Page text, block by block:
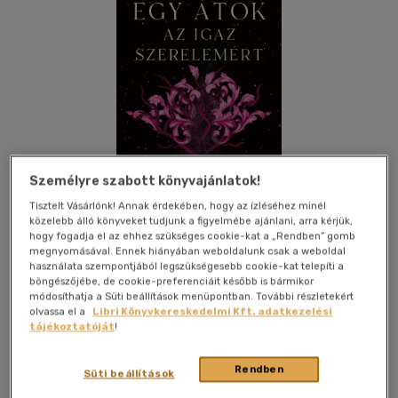
Beleolvasok Kívánságlistához adom Megosztom
(1 vélemény)
Elveszíthetjük-e az emlékét annak, ami egykor a szívünk
Személyre szabott könyvajánlatok!
Tisztelt Vásárlónk! Annak érdekében, hogy az ízléséhez minél
közelebb álló könyveket tudjunk a figyelmébe ajánlani, arra kérjük,
hogy fogadja el az ehhez szükséges cookie-kat a „Rendben” gomb
megnyomásával. Ennek hiányában weboldalunk csak a weboldal
használata szempontjából legszükségesebb cookie-kat telepíti a
böngészőjébe, de cookie-preferenciáit később is bármikor
módosíthatja a Süti beállítások menüpontban. További részletekért
olvassa el a
Libri Könyvkereskedelmi Kft. adatkezelési
tájékoztatóját!
Rendben
Süti beállítások